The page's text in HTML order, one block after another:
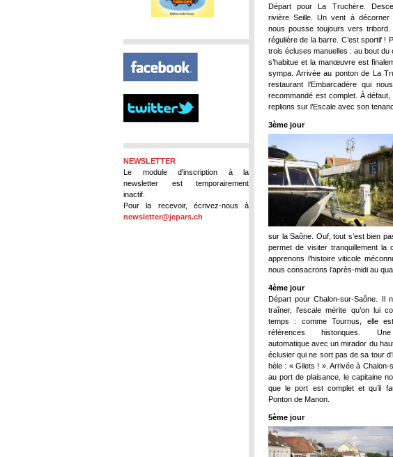
NEWSLETTER
Le module d'inscription à la
newsletter est temporairement
inactif.
Pour la recevoir, écrivez-nous à
newsletter@jepars.ch
Départ pour La Truchère.
rivière Seille. Un vent à
nous pousse toujours vers tribord.
régulière de la barre. C’est sportif !
trois écluses manuelles : au bout du
s’habitue et la manœuvre est
sympa. Arrivée au ponton de La
restaurant l’Embarcadère qui
recommandé est complet. À défaut,
replions sur l’Escale avec son
3ème jour
sur la Saône. Ouf, tout s’est bien
permet de visiter tranquillement la
apprenons l’histoire viticole
nous consacrons l’après-midi au
4ème jour
Départ pour Chalon-sur-Saône. Il
traîner, l’escale mérite qu’on lui
temps : comme Tournus, elle
références historiques.
automatique avec un mirador du
éclusier qui ne sort pas de sa tour
hèle : « Gilets ! ». Arrivée à Chalon-
au port de plaisance, le capitaine
que le port est complet et qu’il
Ponton de Manon.
5ème jour